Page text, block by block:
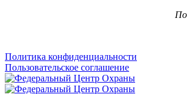
Политика конфиденциальности
Пользовательское соглашение